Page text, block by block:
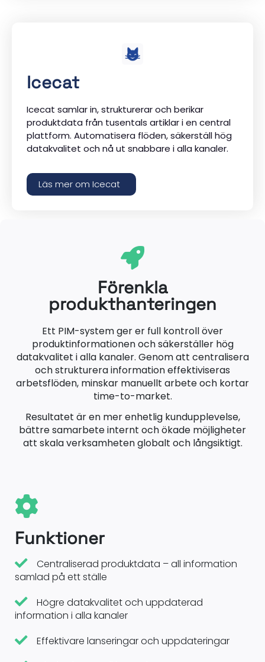
Icecat
Icecat samlar in, strukturerar och berikar
produktdata från tusentals artiklar i en central
plattform. Automatisera flöden, säkerställ hög
datakvalitet och nå ut snabbare i alla kanaler.
Läs mer om Icecat
Förenkla
produkthanteringen
Ett PIM-system ger er full kontroll över
produktinformationen och säkerställer hög
datakvalitet i alla kanaler. Genom att centralisera
och strukturera information effektiviseras
arbetsflöden, minskar manuellt arbete och kortar
time-to-market.
Resultatet är en mer enhetlig kundupplevelse,
bättre samarbete internt och ökade möjligheter
att skala verksamheten globalt och långsiktigt.
Funktioner
Centraliserad produktdata – all information
samlad på ett ställe
Högre datakvalitet och uppdaterad
information i alla kanaler
Effektivare lanseringar och uppdateringar